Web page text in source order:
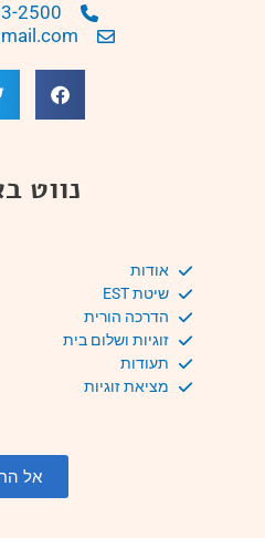
2500
נווט
אודות
שיטת EST
הדרכה הורית
זוגיות ושלום בית
תעודות
מציאת זוגיות
אל